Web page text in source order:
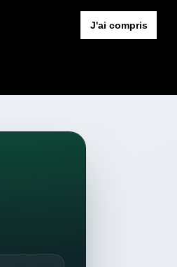
J'ai compris